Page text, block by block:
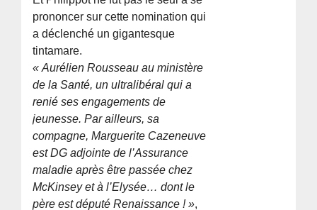
prononcer sur cette nomination qui
a déclenché un gigantesque
tintamare.
« Aurélien Rousseau au ministère
de la Santé, un ultralibéral qui a
renié ses engagements de
jeunesse. Par ailleurs, sa
compagne, Marguerite Cazeneuve
est DG adjointe de l’Assurance
maladie après être passée chez
McKinsey et à l’Elysée… dont le
père est député Renaissance ! »,